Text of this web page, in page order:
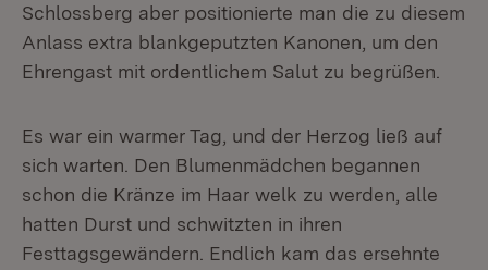
Schlossberg aber positionierte man die zu diesem
Anlass extra blankgeputzten Kanonen, um den
Ehrengast mit ordentlichem Salut zu begrüßen.
Es war ein warmer Tag, und der Herzog ließ auf
sich warten. Den Blumenmädchen begannen
schon die Kränze im Haar welk zu werden, alle
hatten Durst und schwitzten in ihren
Festtagsgewändern. Endlich kam das ersehnte